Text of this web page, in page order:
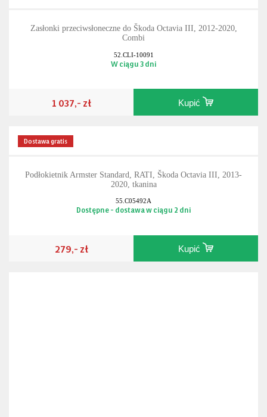
Zasłonki przeciwsłoneczne do Škoda Octavia III, 2012-2020,
Combi
52.CLI-10091
W ciągu 3 dni
1 037,- zł Kupić
Dostawa gratis
Podłokietnik Armster Standard, RATI, Škoda Octavia III, 2013-
2020, tkanina
55.C05492A
Dostępne - dostawa w ciągu 2 dni
279,- zł Kupić